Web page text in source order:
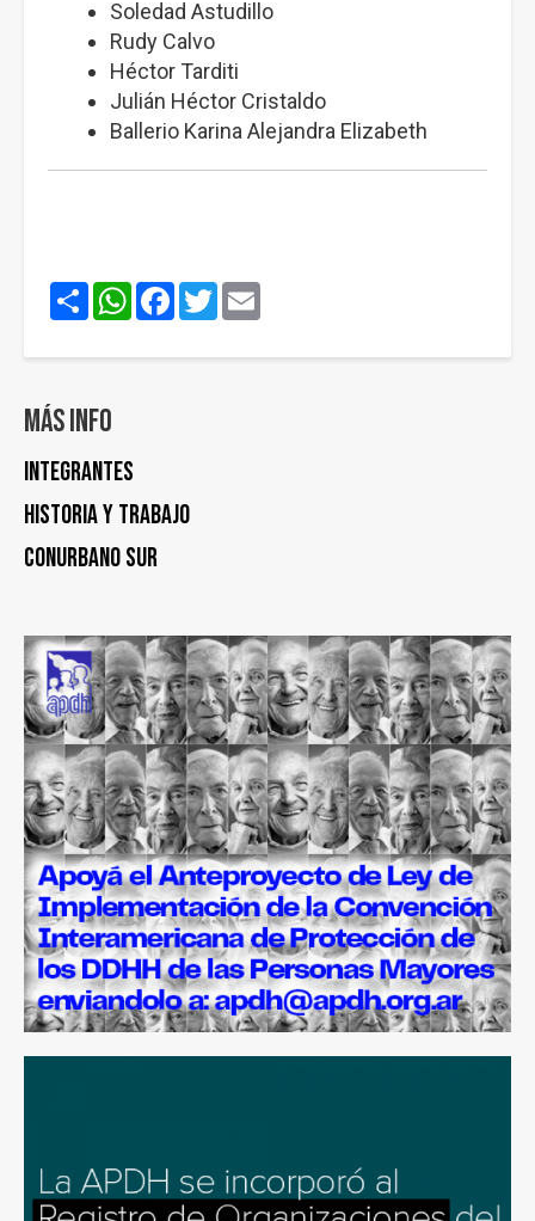
Soledad Astudillo
Rudy Calvo
Héctor Tarditi
Julián Héctor Cristaldo
Ballerio Karina Alejandra Elizabeth
ShareWhatsApp
Facebook
Twitter
Más info
Integrantes
Historia y trabajo
Conurbano Sur